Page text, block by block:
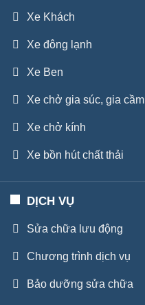
Xe Khách
Xe đông lạnh
Xe Ben
Xe chở gia súc, gia cầm
Xe chở kính
Xe bồn hút chất thải
DỊCH VỤ
Sửa chữa lưu động
Chương trình dịch vụ
Bảo dưỡng sửa chữa